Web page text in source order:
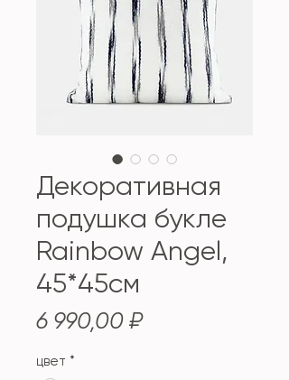
Декоративная
подушка букле
Rainbow Angel,
45*45см
6 990,00 ₽Цена
цвет *